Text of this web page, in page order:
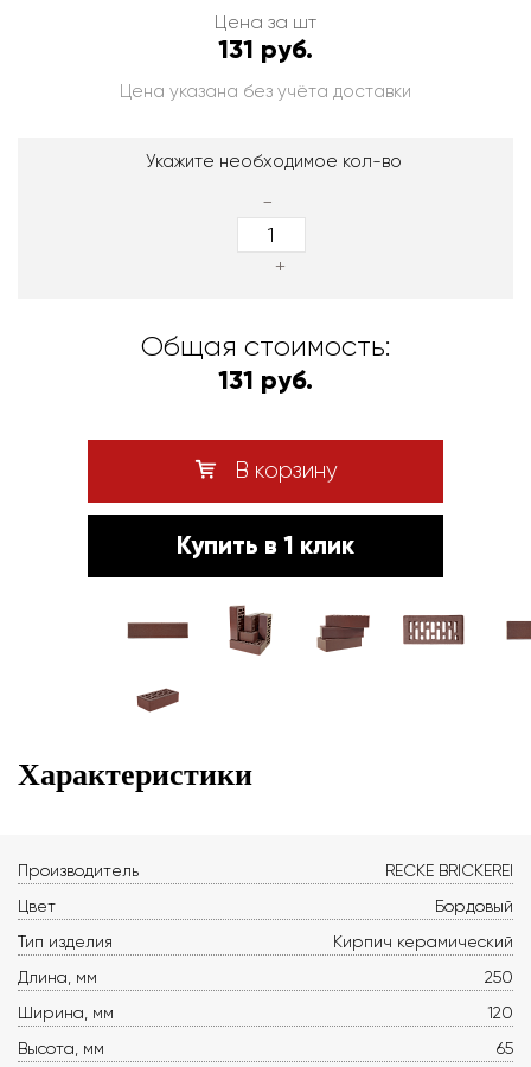
Цена за шт
131 руб.
Цена указана без учёта доставки
Укажите необходимое кол-во
-
+
Общая стоимость:
131 руб.
В корзину
Купить в 1 клик
Характеристики
Производитель
RECKE BRICKEREI
Цвет
Бордовый
Тип изделия
Кирпич керамический
Длина, мм
250
Ширина, мм
120
Высота, мм
65